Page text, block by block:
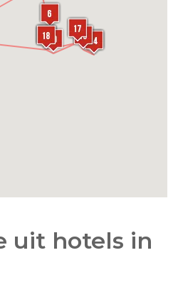
u deze eerste dag in Zuid-
uit hotels in